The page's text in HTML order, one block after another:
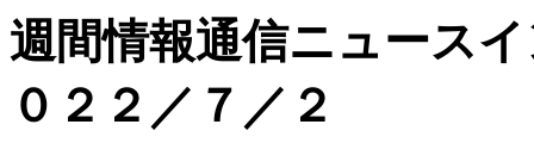
週間情報通信ニュース
０２２／７／２